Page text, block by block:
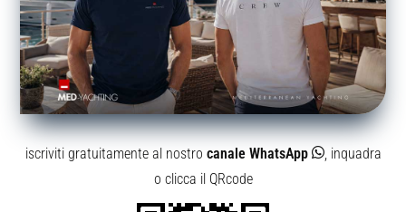
iscriviti gratuitamente al nostro canale WhatsApp
, inquadra
o clicca il QRcode